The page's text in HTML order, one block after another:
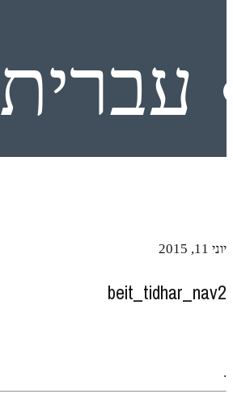
עברית
יוני 11, 2015
beit_tidhar_nav2
.